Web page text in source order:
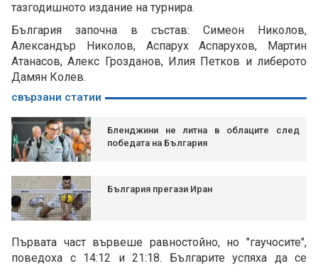
тазгодишното издание на турнира.
България започна в състав: Симеон Николов,
Александър Николов, Аспарух Аспарухов, Мартин
Атанасов, Алекс Грозданов, Илия Петков и либерото
Дамян Колев.
свързани статии
Бленджини не литна в облаците след
победата на България
България прегази Иран
Първата част вървеше равностойно, но "гаучосите",
поведоха с 14:12 и 21:18. Българите успяха да се